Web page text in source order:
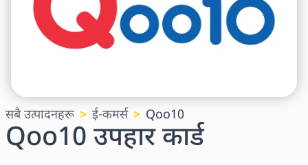
सबै उत्पादनहरू ई-कमर्स Qoo10
Qoo10 उपहार कार्ड